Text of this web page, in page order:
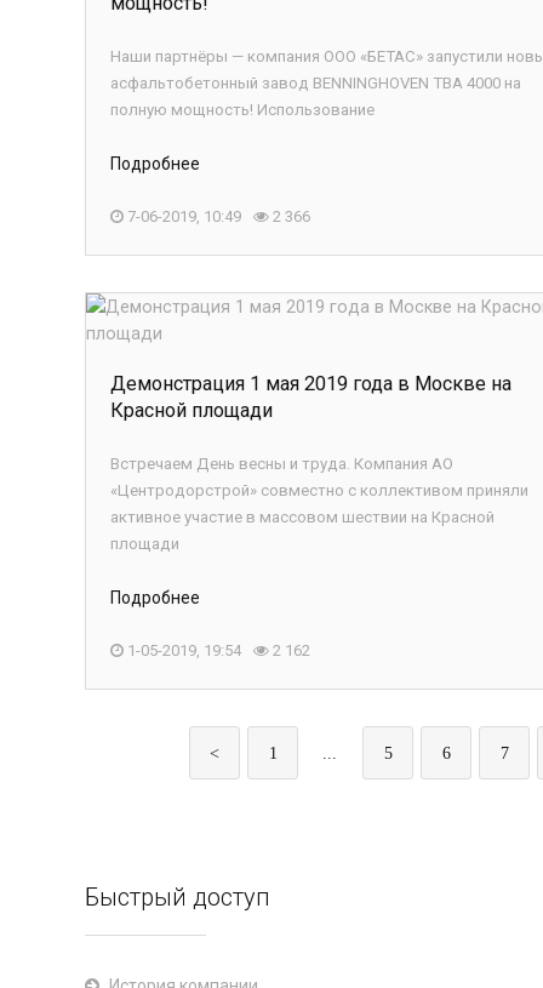
Наши партнёры — компания ООО «БЕТАС» запустили
асфальтобетонный завод BENNINGHOVEN TBA 4000 на
полную мощность! Использование
Подробнее
7-06-2019, 10:49 2 366
Демонстрация 1 мая 2019 года в Москве на
Красной площади
Встречаем День весны и труда. Компания АО
«Центродорстрой» совместно с коллективом приняли
активное участие в массовом шествии на Красной
площади
Подробнее
1-05-2019, 19:54 2 162
< 1 ... 5 6 7
Быстрый доступ